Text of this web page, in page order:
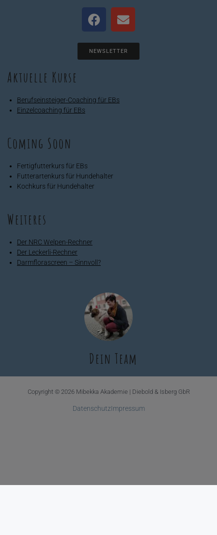
a
e
b
E
n
v
e
l
NEWSLETTER
Aktuelle Kurse
Berufseinsteiger-Coaching für EBs
Einzelcoaching für EBs
Coming Soon
Fertigfutterkurs für EBs
Futterartenkurs für Hundehalter
Kochkurs für Hundehalter
Weiteres
Der NRC Welpen-Rechner
Der Leckerli-Rechner
Darmflorascreen – Sinnvoll?
Dein Team
Copyright © 2026 Mibekka Akademie | Diebold & Isberg GbR
DatenschutzImpressum